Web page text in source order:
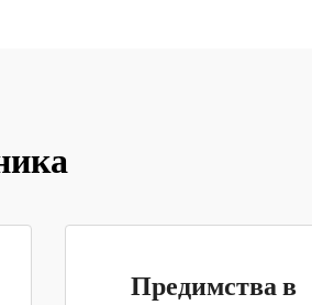
Предимства в